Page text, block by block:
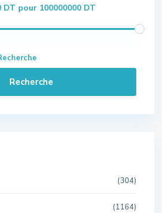
DT pour 100000000 DT
Recherche
(304)
(1164)